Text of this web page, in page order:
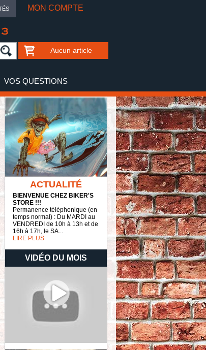
MON COMPTE
Aucun article
VOS QUESTIONS
ACTUALITÉ
BIENVENUE CHEZ BIKER'S
STORE !!!
Permanence téléphonique (en
temps normal) : Du MARDI au
VENDREDI de 10h à 13h et de
16h à 17h, le SA...
LIRE PLUS
VIDÉO DU MOIS